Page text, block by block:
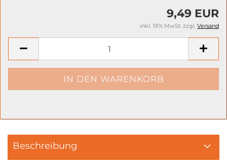
9,49 EUR
inkl. 19% MwSt. zzgl. Versand
Beschreibung